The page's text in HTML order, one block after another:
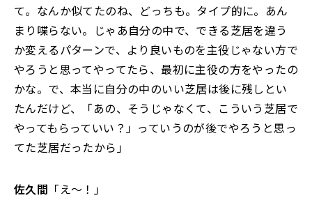
て。なんか似てたのね、どっちも。タイプ的に。あん
まり喋らない。じゃあ自分の中で、できる芝居を違う
か変えるパターンで、より良いものを主役じゃない方で
やろうと思ってやってたら、最初に主役の方をやったの
かな。で、本当に自分の中のいい芝居は後に残しとい
たんだけど、「あの、そうじゃなくて、こういう芝居で
やってもらっていい？」っていうのが後でやろうと思っ
てた芝居だったから」
佐久間 「え～！」